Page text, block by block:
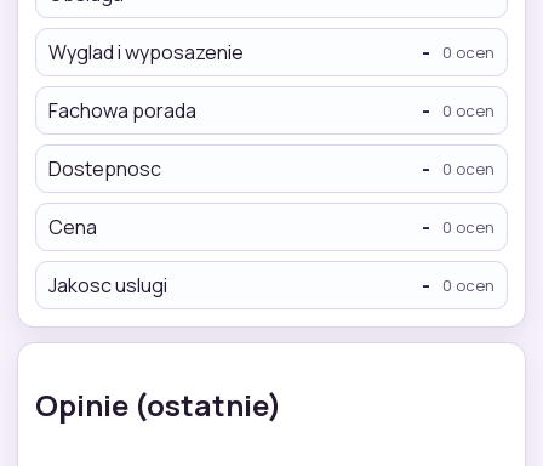
Wyglad i wyposazenie - 0 ocen
Fachowa porada - 0 ocen
Dostepnosc - 0 ocen
Cena - 0 ocen
Jakosc uslugi - 0 ocen
Opinie (ostatnie)